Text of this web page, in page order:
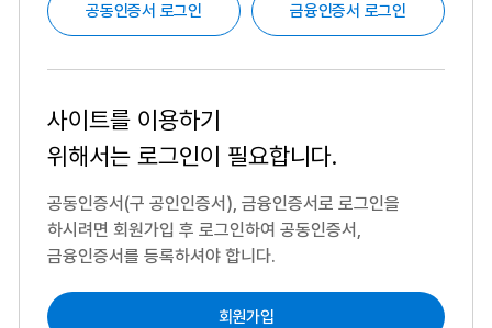
공동인증서 로그인 금융인증서 로그인
사이트를 이용하기
위해서는 로그인이 필요합니다.
공동인증서(구 공인인증서), 금융인증서로 로그인을
하시려면 회원가입 후 로그인하여 공동인증서,
금융인증서를 등록하셔야 합니다.
회원가입